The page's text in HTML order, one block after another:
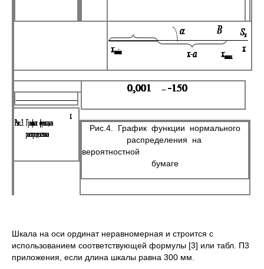
Рис.4. График функции нормального
распределения на
вероятностной
бумаге
Шкала на оси ординат неравномерная и строится с
использованием соответствующей формулы [3] или табл. П3
приложения, если длина шкалы равна 300 мм.